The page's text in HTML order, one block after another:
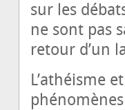
sur les
ne sont pas
retour d’un
L’athéisme